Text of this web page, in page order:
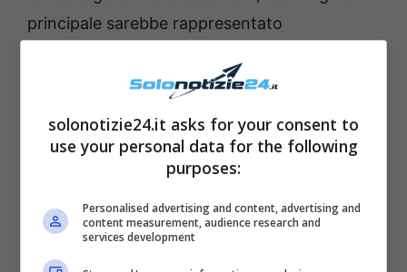
principale sarebbe rappresentato
stia in qualche modo favorendo la
allo scopo di darne un’immagine sbagliata agli
occhi dell’opinione pubblica. Se fosse vero,
svolgersi all’interno di un tribunale davanti a
un Giudice che deve tutelare i figli minori della
solonotizie24.it asks for your consent to
use your personal data for the following
purposes:
Personalised advertising and content, advertising and
content measurement, audience research and
services development